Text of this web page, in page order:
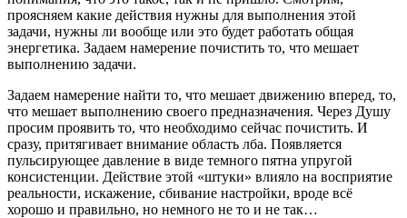
проясняем какие действия нужны для выполнения этой
задачи, нужны ли вообще или это будет работать общая
энергетика. Задаем намерение почистить то, что мешает
выполнению задачи.
Задаем намерение найти то, что мешает движению вперед, то,
что мешает выполнению своего предназначения. Через Душу
просим проявить то, что необходимо сейчас почистить. И
сразу, притягивает внимание область лба. Появляется
пульсирующее давление в виде темного пятна упругой
консистенции. Действие этой «штуки» влияло на восприятие
реальности, искажение, сбивание настройки, вроде всё
хорошо и правильно, но немного не то и не так…